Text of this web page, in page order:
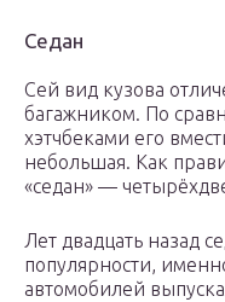
Седан
Сей вид кузова
багажником. По
хэтчбеками его
небольшая. Как
«седан» —
Лет двадцать назад
популярности,
автомобилей